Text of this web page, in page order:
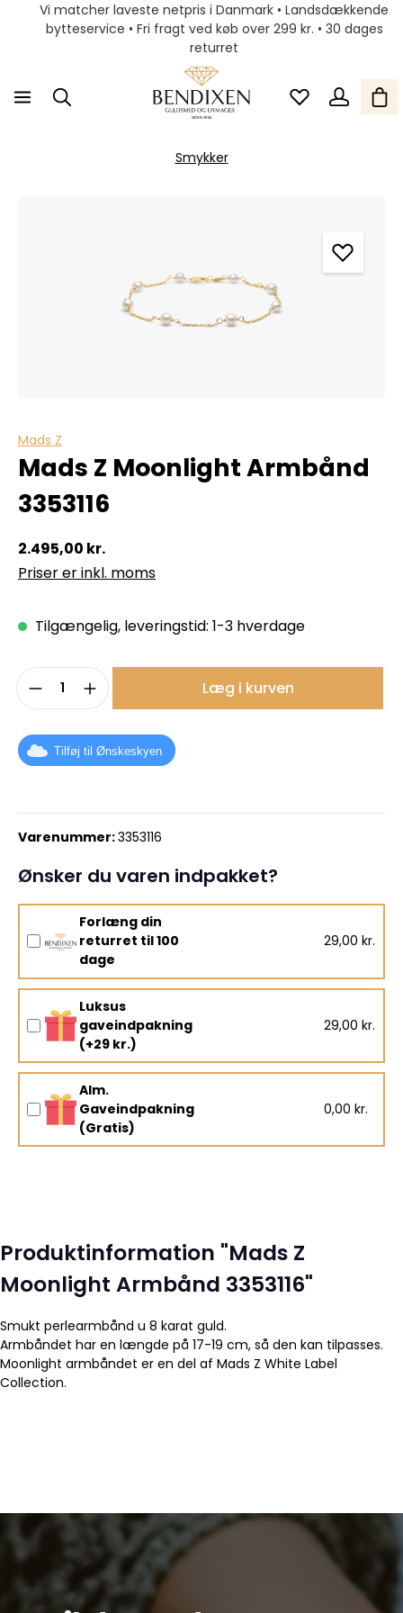
Vi matcher laveste netpris i Danmark • Landsdækkende
bytteservice • Fri fragt ved køb over 299 kr. • 30 dages
returret
Smykker
Mads Z
Mads Z Moonlight Armbånd
3353116
2.495,00 kr.
Priser er inkl. moms
Tilgængelig, leveringstid: 1-3 hverdage
Produktmængde: Indtast det
Læg i kurven
Tilføj til Ønskeskyen
Varenummer:3353116
Ønsker du varen indpakket?
Forlæng din
returret til 100
dage
29,00 kr.
Luksus
gaveindpakning
(+29 kr.)
29,00 kr.
Alm.
Gaveindpakning
(Gratis)
0,00 kr.
Produktinformation "Mads Z
Moonlight Armbånd 3353116"
Smukt perlearmbånd u 8 karat guld.
Armbåndet har en længde på 17-19 cm, så den kan tilpasses.
Moonlight armbåndet er en del af Mads Z White Label
Collection.